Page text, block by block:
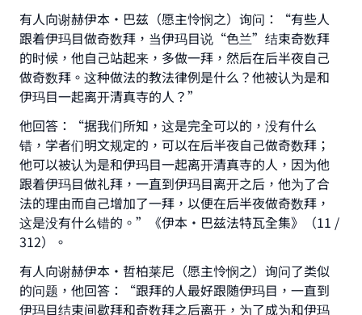
有人向谢赫伊本·巴兹（愿主怜悯之）询问：“有些人
跟着伊玛目做奇数拜，当伊玛目说“色兰”结束奇数拜
的时候，他自己站起来，多做一拜，然后在后半夜自己
做奇数拜。这种做法的教法律例是什么？他被认为是和
伊玛目一起离开清真寺的人？”
他回答：“据我们所知，这是完全可以的，没有什么
错，学者们明文规定的，可以在后半夜自己做奇数拜；
他可以被认为是和伊玛目一起离开清真寺的人，因为他
跟着伊玛目做礼拜，一直到伊玛目离开之后，他为了合
法的理由而自己增加了一拜，以便在后半夜做奇数拜，
这是没有什么错的。”《伊本·巴兹法特瓦全集》（11 /
312）。
有人向谢赫伊本·哲柏莱尼（愿主怜悯之）询问了类似
的问题，他回答：“跟拜的人最好跟随伊玛目，一直到
伊玛目结束间歇拜和奇数拜之后离开，为了成为和伊玛
Make an impact on millions of lives
with your contribution today
Your support is crucial for our mission.
The Prophet (ﷺ) said:
"A person who leads others to doing what is
do it."
(MUSLIM, 1893)